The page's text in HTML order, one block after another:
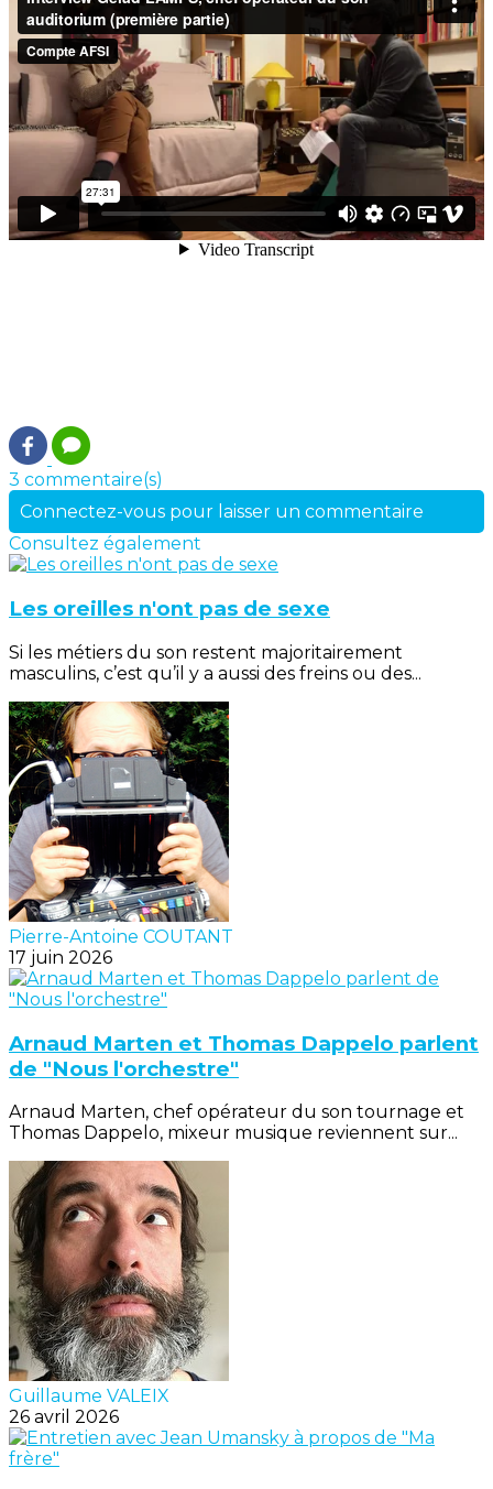
3 commentaire(s)
Connectez-vous pour laisser un commentaire
Consultez également
Les oreilles n'ont pas de sexe
Si les métiers du son restent majoritairement
masculins, c’est qu’il y a aussi des freins ou des...
Pierre-Antoine COUTANT
17 juin 2026
Arnaud Marten et Thomas Dappelo parlent
de "Nous l'orchestre"
Arnaud Marten, chef opérateur du son tournage et
Thomas Dappelo, mixeur musique reviennent sur...
Guillaume VALEIX
26 avril 2026